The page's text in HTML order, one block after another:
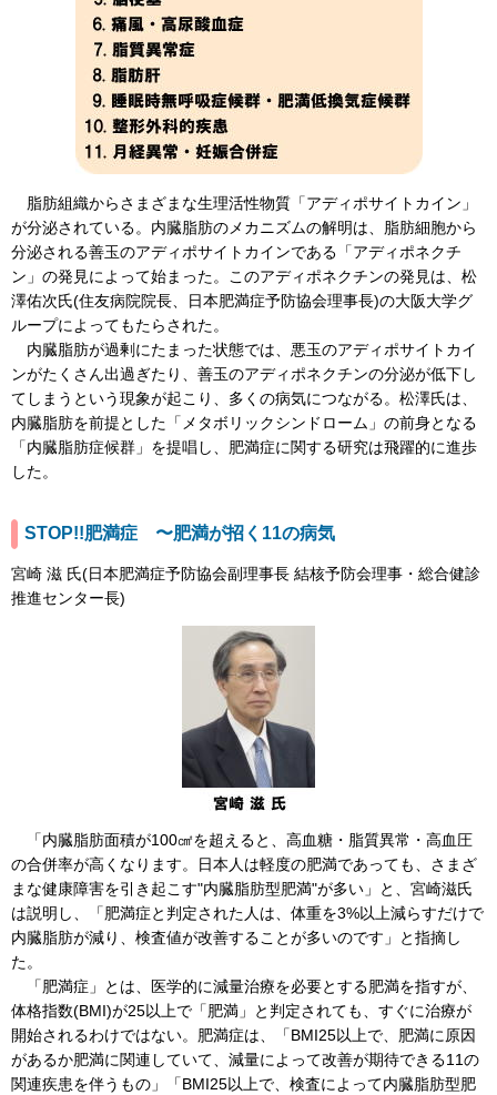
脂肪組織からさまざまな生理活性物質「アディポサイトカイン」
が分泌されている。内臓脂肪のメカニズムの解明は、脂肪細胞から
分泌される善玉のアディポサイトカインである「アディポネクチ
ン」の発見によって始まった。このアディポネクチンの発見は、松
澤佑次氏(住友病院院長、日本肥満症予防協会理事長)の大阪大学グ
ループによってもたらされた。
内臓脂肪が過剰にたまった状態では、悪玉のアディポサイトカイ
ンがたくさん出過ぎたり、善玉のアディポネクチンの分泌が低下し
てしまうという現象が起こり、多くの病気につながる。松澤氏は、
内臓脂肪を前提とした「メタボリックシンドローム」の前身となる
「内臓脂肪症候群」を提唱し、肥満症に関する研究は飛躍的に進歩
した。
STOP!!肥満症 〜肥満が招く11の病気
宮崎 滋 氏(日本肥満症予防協会副理事長 結核予防会理事・総合健診
推進センター長)
「内臓脂肪面積が100㎠を超えると、高血糖・脂質異常・高血圧
の合併率が高くなります。日本人は軽度の肥満であっても、さまざ
まな健康障害を引き起こす"内臓脂肪型肥満"が多い」と、宮崎滋氏
は説明し、「肥満症と判定された人は、体重を3%以上減らすだけで
内臓脂肪が減り、検査値が改善することが多いのです」と指摘し
た。
「肥満症」とは、医学的に減量治療を必要とする肥満を指すが、
体格指数(BMI)が25以上で「肥満」と判定されても、すぐに治療が
開始されるわけではない。肥満症は、「BMI25以上で、肥満に原因
があるか肥満に関連していて、減量によって改善が期待できる11の
関連疾患を伴うもの」「BMI25以上で、検査によって内臓脂肪型肥